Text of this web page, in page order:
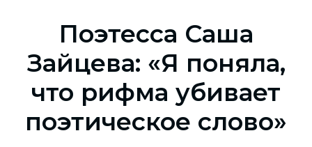
Поэтесса Саша
Зайцева: «Я поняла,
что рифма убивает
поэтическое слово»
ПАРТНЕРЫ
ВАКАНСИИ
Политика и соглашение на обработку персональных